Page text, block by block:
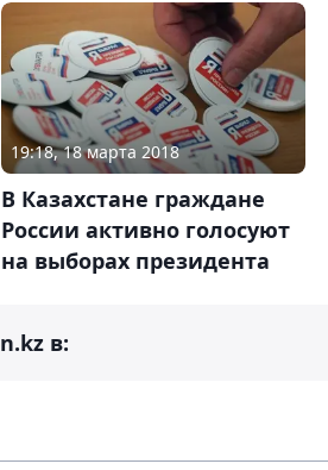
19:18, 18 марта 2018
В Казахстане граждане
России активно голосуют
на выборах президента
в: